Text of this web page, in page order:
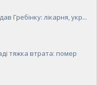
Гребінку: лікарня, укр...
тяжка втрата: помер